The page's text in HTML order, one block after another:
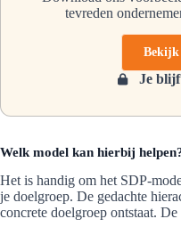
tevreden
Bekijk
Je
Welk model kan hierbij
Het is handig om het SDP-
je doelgroep. De gedachte
concrete doelgroep ontstaat.